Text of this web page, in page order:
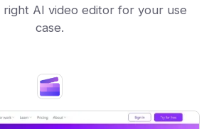
AI video editor for your use
case.